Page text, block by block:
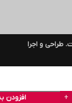
افزودن